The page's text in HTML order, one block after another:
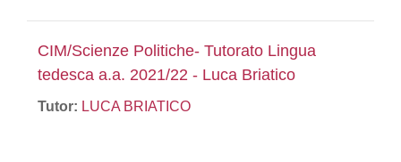
CIM/Scienze Politiche- Tutorato Lingua
tedesca a.a. 2021/22 - Luca Briatico
Tutor: LUCA BRIATICO